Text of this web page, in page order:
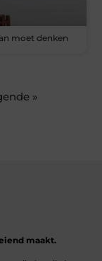
moet denken
»
maakt.